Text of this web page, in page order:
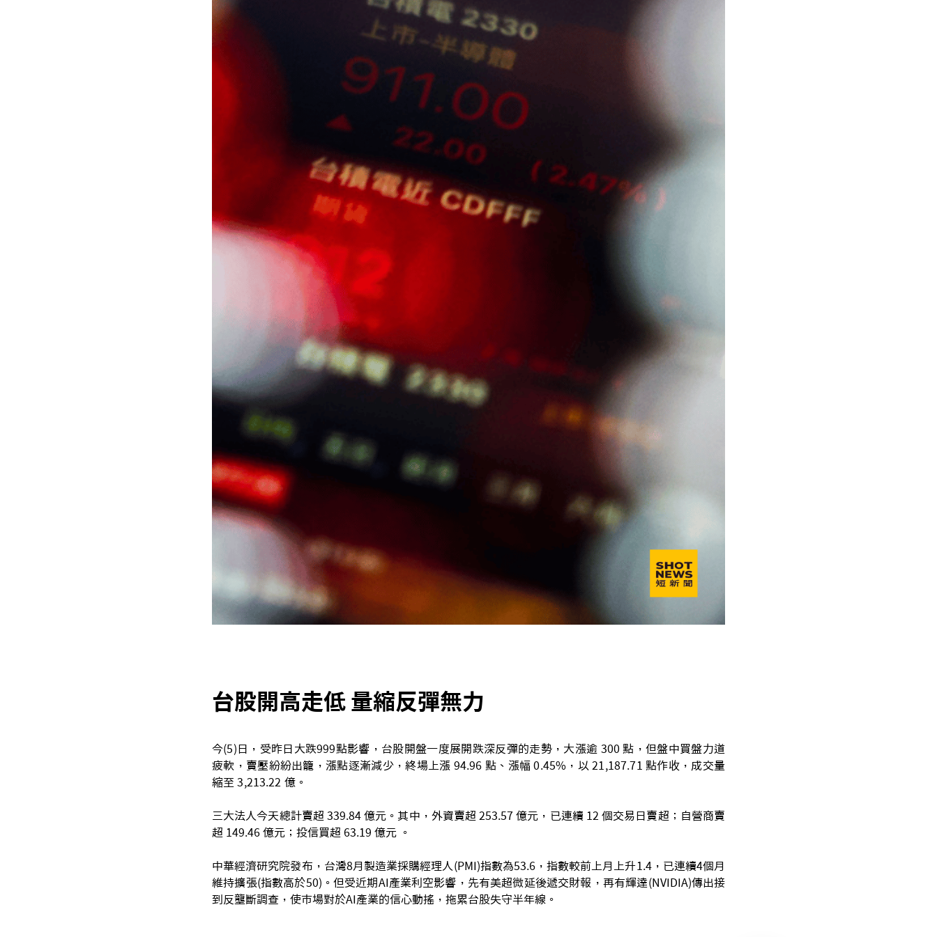
台股開高走低 量縮反彈無力
今(5)日，受昨日大跌999點影響，台股開盤一度展開跌深反彈的走勢，大漲逾 300 點，但盤中買盤力道
疲軟，賣壓紛紛出籠，漲點逐漸減少，終場上漲 94.96 點、漲幅 0.45%，以 21,187.71 點作收，成交量
縮至 3,213.22 億。
三大法人今天總計賣超 339.84 億元。其中，外資賣超 253.57 億元，已連續 12 個交易日賣超；自營商賣
超 149.46 億元；投信買超 63.19 億元 。
中華經濟研究院發布，台灣8月製造業採購經理人(PMI)指數為53.6，指數較前上月上升1.4，已連續4個月
維持擴張(指數高於50)。但受近期AI產業利空影響，先有美超微延後遞交財報，再有輝達(NVIDIA)傳出接
到反壟斷調查，使市場對於AI產業的信心動搖，拖累台股失守半年線。